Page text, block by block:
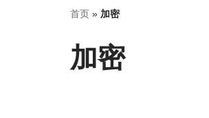
首页 » 加密
加密